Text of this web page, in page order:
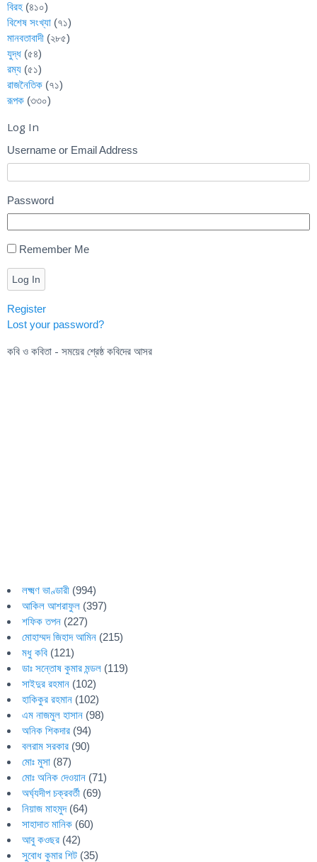
বিরহ (৪১০)
বিশেষ সংখ্যা (৭১)
মানবতাবাদী (২৮৫)
যুদ্ধ (৫৪)
রম্য (৫১)
রাজনৈতিক (৭১)
রূপক (৩৩০)
Log In
Username or Email Address
Password
Remember Me
Log In
Register
Lost your password?
কবি ও কবিতা - সময়ের শ্রেষ্ঠ কবিদের আসর
লক্ষ্মণ ভাণ্ডারী (994)
আকিল আশরাফুল (397)
শফিক তপন (227)
মোহাম্মদ জিহাদ আমিন (215)
মধু কবি (121)
ডাঃ সন্তোষ কুমার মন্ডল (119)
সাইদুর রহমান (102)
হাকিকুর রহমান (102)
এম নাজমুল হাসান (98)
অনিক শিকদার (94)
বলরাম সরকার (90)
মোঃ মুসা (87)
মোঃ অনিক দেওয়ান (71)
অর্ঘ্যদীপ চক্রবর্তী (69)
নিয়াজ মাহমুদ(64)
সাহাদাত মানিক (60)
আবু কওছর (42)
সুবোধ কুমার শিট (35)